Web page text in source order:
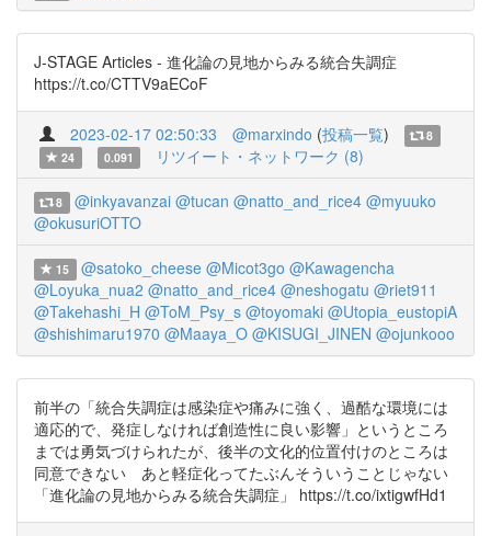
J-STAGE Articles - 進化論の見地からみる統合失調症
https://t.co/CTTV9aECoF
2023-02-17 02:50:33 @marxindo (投稿一覧)
8
24
0.091 リツイート・ネットワーク (8)
8 @inkyavanzai @tucan @natto_and_rice4 @myuuko
@okusuriOTTO
15 @satoko_cheese @Micot3go @Kawagencha
@Loyuka_nua2 @natto_and_rice4 @neshogatu @riet911
@Takehashi_H @ToM_Psy_s @toyomaki @Utopia_eustopiA
@shishimaru1970 @Maaya_O @KISUGI_JINEN @ojunkooo
前半の「統合失調症は感染症や痛みに強く、過酷な環境には
適応的で、発症しなければ創造性に良い影響」というところ
までは勇気づけられたが、後半の文化的位置付けのところは
同意できない あと軽症化ってたぶんそういうことじゃない
「進化論の見地からみる統合失調症」 https://t.co/ixtigwfHd1